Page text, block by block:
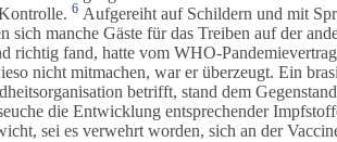
6 Aufgereiht auf Schildern und mit
manche Gäste für das Treiben auf der
richtig fand, hatte vom WHO-
nicht mitmachen, war er überzeugt. Ein
betrifft, stand dem
die Entwicklung entsprechender
sei es verwehrt worden, sich an der